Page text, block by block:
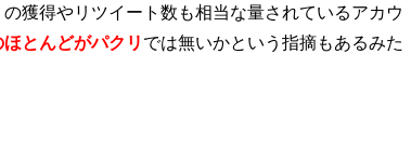
獲得やリツイート数も相当な量されているアカウ
とんどがパクリでは無いかという指摘もあるみた